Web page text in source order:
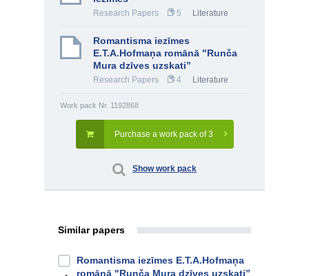
Research Papers 5 Literature
Romantisma iezīmes
E.T.A.Hofmaņa romānā "Runča
Mura dzīves uzskati”
Research Papers 4 Literature
Work pack Nr. 1192868
Purchase a work pack of 3
Show work pack
Similar papers
Romantisma iezīmes E.T.A.Hofmaņa
romānā "Runča Mura dzīves uzskati”